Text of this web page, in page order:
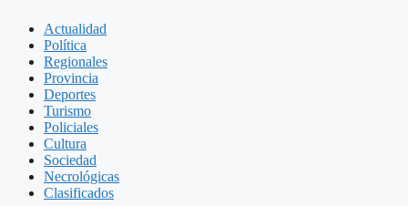
Actualidad
Política
Regionales
Provincia
Deportes
Turismo
Policiales
Cultura
Sociedad
Necrológicas
Clasificados